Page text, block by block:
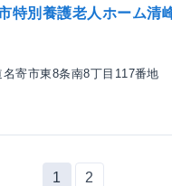
特別養護老人ホーム清
寄市東8条南8丁目117番地
1 2